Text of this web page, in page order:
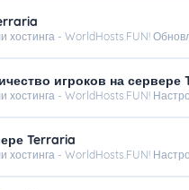
хостинга - WorldHosts.FUN!
игроков на сервере
- WorldHosts.FUN!
Terraria
хостинга - WorldHosts.FUN!